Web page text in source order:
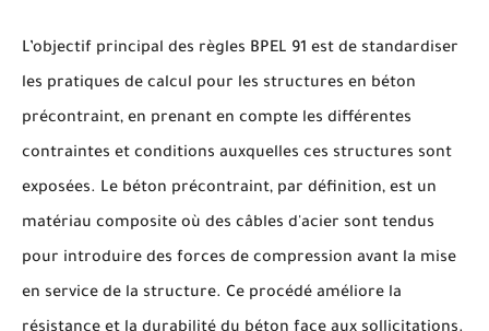
L’objectif principal des règles BPEL 91 est de standardiser
les pratiques de calcul pour les structures en béton
précontraint, en prenant en compte les différentes
contraintes et conditions auxquelles ces structures sont
exposées. Le béton précontraint, par définition, est un
matériau composite où des câbles d'acier sont tendus
pour introduire des forces de compression avant la mise
en service de la structure. Ce procédé améliore la